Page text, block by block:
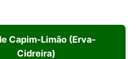
Capim-Limão (Erva-
Cidreira)